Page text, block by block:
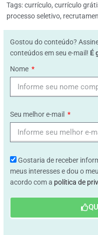
Tags:currículo, currículo
processo seletivo,
Gostou do conteúdo?
conteúdos em seu e-mail! É
Nome
Seu melhor e-mail
Gostaria de receber
meus interesses e dou o
acordo com a política de